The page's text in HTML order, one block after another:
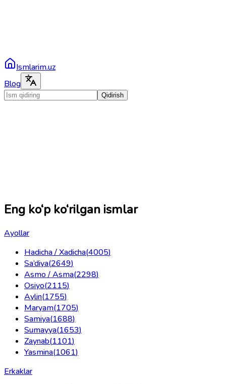
Ismlarim.uz
Blog
Qidirish
Eng ko‘p ko‘rilgan ismlar
Ayollar
Hadicha / Xadicha(4005)
Sa’diya(2649)
Asmo / Asma(2298)
Osiyo(2115)
Aylin(1755)
Maryam(1705)
Samiya(1688)
Sumayya(1653)
Zaynab(1101)
Yasmina(1061)
Erkaklar